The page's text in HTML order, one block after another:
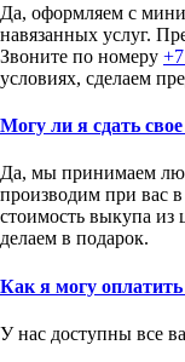
Да, оформляем с
навязанных услуг.
Звоните по номеру
условиях, сделаем
Могу ли я сдать
Да, мы принимаем
производим при вас
стоимость выкупа из
делаем в подарок.
Как я могу оплатить
У нас доступны все